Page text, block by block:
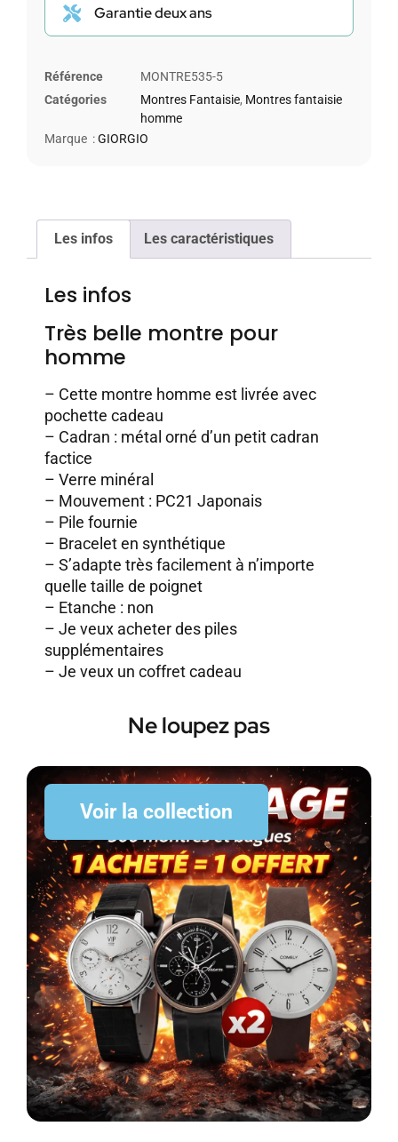
Garantie deux ans
Référence
MONTRE535-5
Catégories
Montres Fantaisie, Montres fantaisie
homme
Marque :GIORGIO
Les infos Les caractéristiques
Les infos
Très belle montre pour
homme
– Cette montre homme est livrée avec
pochette cadeau
– Cadran : métal orné d’un petit cadran
factice
– Verre minéral
– Mouvement : PC21 Japonais
– Pile fournie
– Bracelet en synthétique
– S’adapte très facilement à n’importe
quelle taille de poignet
– Etanche : non
– Je veux acheter des piles
supplémentaires
– Je veux un coffret cadeau
Ne loupez pas
Voir la collection